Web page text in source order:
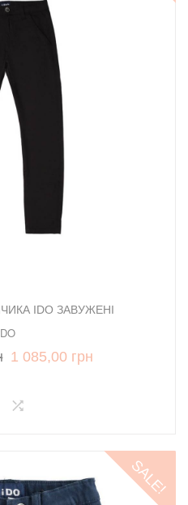
IDO ЗАВУЖЕНІ
1 085,00 грн
SALE!